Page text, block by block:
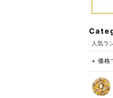
人気ラ
+ 価格